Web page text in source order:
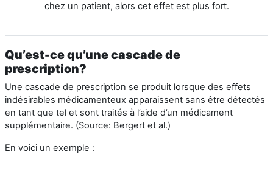
chez un patient, alors cet effet est plus fort.
Qu’est-ce qu’une cascade de
prescription?
Une cascade de prescription se produit lorsque des effets
indésirables médicamenteux apparaissent sans être détectés
en tant que tel et sont traités à l’aide d’un médicament
supplémentaire. (Source: Bergert et al.)
En voici un exemple :